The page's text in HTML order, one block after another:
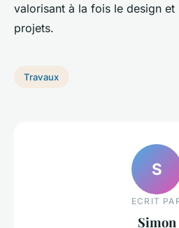
valorisant à la fois le design
projets.
Travaux
S
ECRIT
Simon